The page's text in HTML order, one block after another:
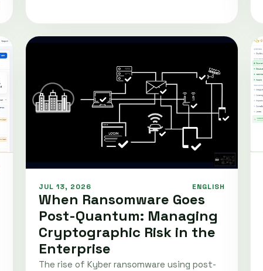
JUL 13, 2026 ENGLISH
When Ransomware Goes
Post-Quantum: Managing
Cryptographic Risk in the
Enterprise
The rise of Kyber ransomware using post-